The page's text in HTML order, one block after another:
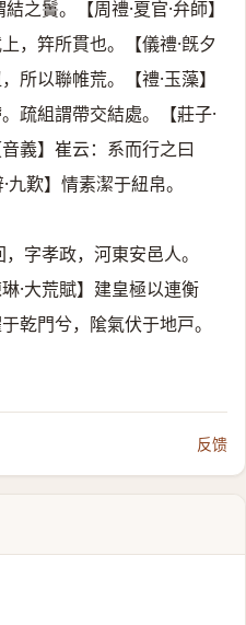
之䰎。【周禮·夏官·弁師】
，筓所貫也。【儀禮·旣夕
所以聯帷荒。【禮·玉藻】
疏組謂帶交結處。【莊子·
義】崔云：系而行之曰
歎】情素潔于紐帛。
字孝政，河東安邑人。
·大荒賦】建皇極以連衡
乾門兮，隂氣伏于地戸。
反馈